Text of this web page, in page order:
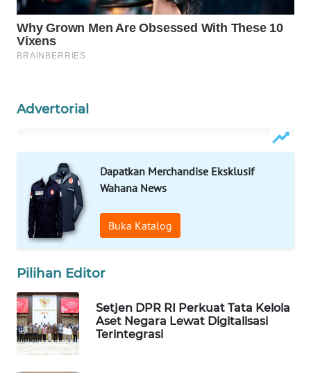
Advertorial
Dapatkan Merchandise Eksklusif
Wahana News
Buka Katalog
Pilihan Editor
Setjen DPR RI Perkuat Tata Kelola
Aset Negara Lewat Digitalisasi
Terintegrasi
WAHANA
INFRASTRUKTUR
WAHANA
TRAVEL
WAHANA
TV
ID
WAHANANEWS
CO ID